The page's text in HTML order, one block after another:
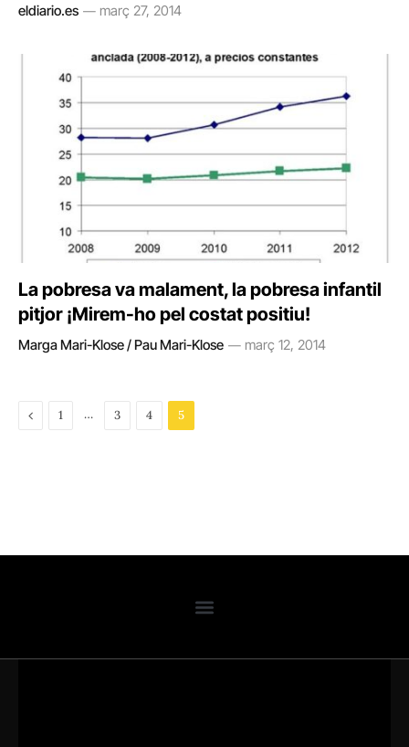
eldiario.es març 27, 2014
La pobresa va malament, la pobresa infantil
pitjor ¡Mirem-ho pel costat positiu!
Marga Mari-Klose / Pau Mari-Klose març 12, 2014
Previous
1 … 3 4 5